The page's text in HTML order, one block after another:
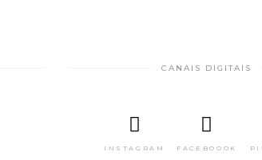
CANAIS DIGITAIS
INSTAGRAM FACEBOOOK